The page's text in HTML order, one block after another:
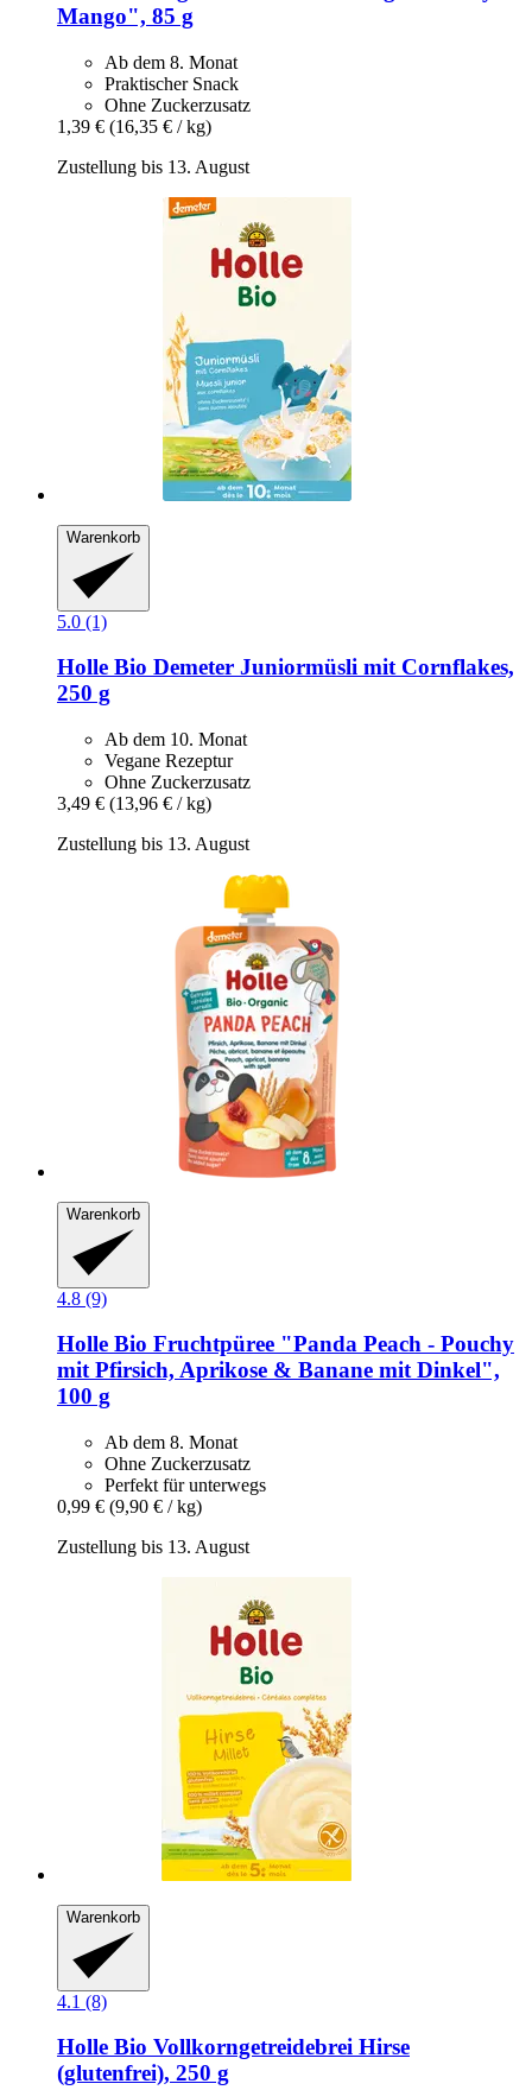
Mango", 85 g
Ab dem 8. Monat
Praktischer Snack
Ohne Zuckerzusatz
1,39 € (16,35 € / kg)
Zustellung bis 13. August
Warenkorb
5.0 (1)
Holle Bio Demeter Juniormüsli mit Cornflakes,
250 g
Ab dem 10. Monat
Vegane Rezeptur
Ohne Zuckerzusatz
3,49 € (13,96 € / kg)
Zustellung bis 13. August
Warenkorb
4.8 (9)
Holle Bio Fruchtpüree "Panda Peach -​ Pouchy
mit Pfirsich, Aprikose & Banane mit Dinkel",
100 g
Ab dem 8. Monat
Ohne Zuckerzusatz
Perfekt für unterwegs
0,99 € (9,90 € / kg)
Zustellung bis 13. August
Warenkorb
4.1 (8)
Holle Bio Vollkorngetreidebrei Hirse
(glutenfrei), 250 g